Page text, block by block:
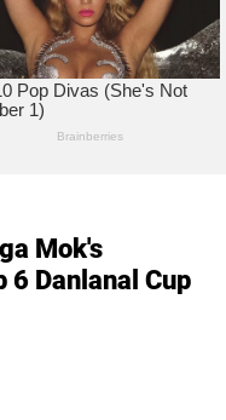
Mok's
6 Danlanal Cup